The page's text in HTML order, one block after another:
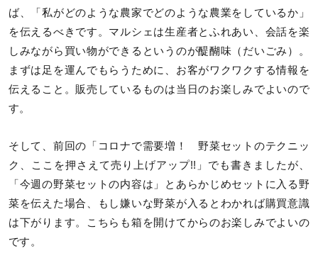
ば、「私がどのような農家でどのような農業をしているか」
を伝えるべきです。マルシェは生産者とふれあい、会話を楽
しみながら買い物ができるというのが醍醐味（だいごみ）。
まずは足を運んでもらうために、お客がワクワクする情報を
伝えること。販売しているものは当日のお楽しみでよいので
す。
そして、前回の「コロナで需要増！ 野菜セットのテクニッ
ク、ここを押さえて売り上げアップ!!」でも書きましたが、
「今週の野菜セットの内容は」とあらかじめセットに入る野
菜を伝えた場合、もし嫌いな野菜が入るとわかれば購買意識
は下がります。こちらも箱を開けてからのお楽しみでよいの
です。